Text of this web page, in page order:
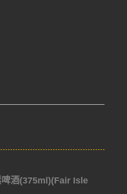
酒(375ml)(Fair Isle